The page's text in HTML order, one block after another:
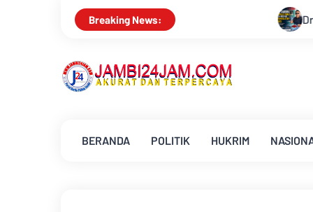
Breaking News:
Drs Sabar Siagian, Dari Jurnalis
BERANDA POLITIK HUKRIM